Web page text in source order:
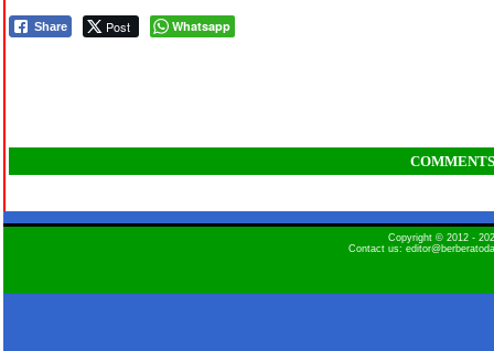
Share Post Whatsapp
COMMENTS
Copyright © 2012 -
Contact us: